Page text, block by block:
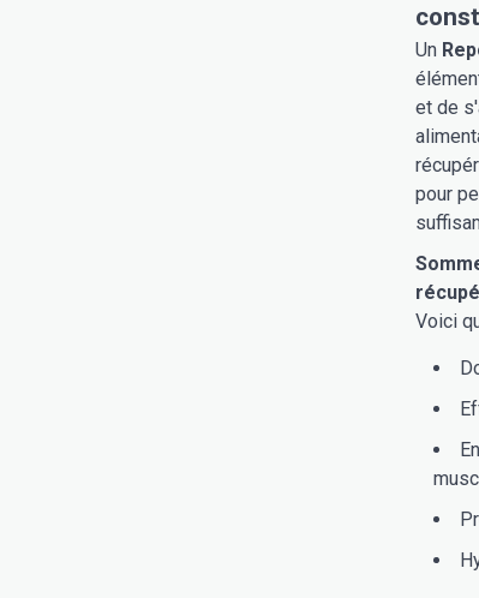
Un
et de
pour
Voici